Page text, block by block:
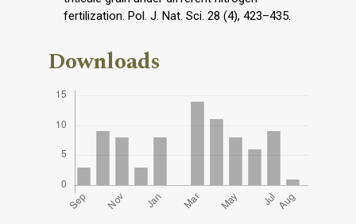
fertilization. Pol. J. Nat. Sci. 28 (4), 423–435.
Downloads